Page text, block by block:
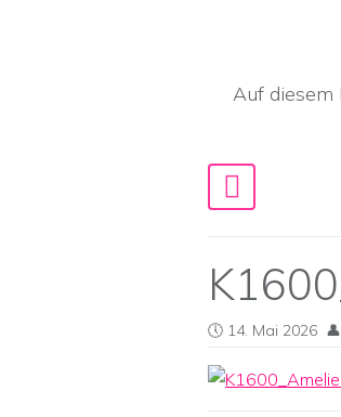
Auf diesem
Main
14. Mai 2026